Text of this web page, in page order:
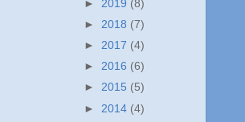
► 2019 (8)
► 2018 (7)
► 2017 (4)
► 2016 (6)
► 2015 (5)
► 2014 (4)